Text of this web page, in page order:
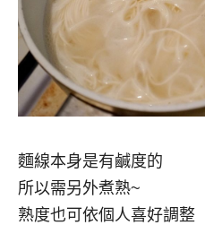
麵線本身是有鹹度的
所以需另外煮熟~
熟度也可依個人喜好調整